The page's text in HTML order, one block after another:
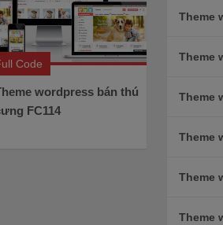
Code
wordpress bán thú
FC114
Theme
Theme
Theme
Theme
Theme
Theme